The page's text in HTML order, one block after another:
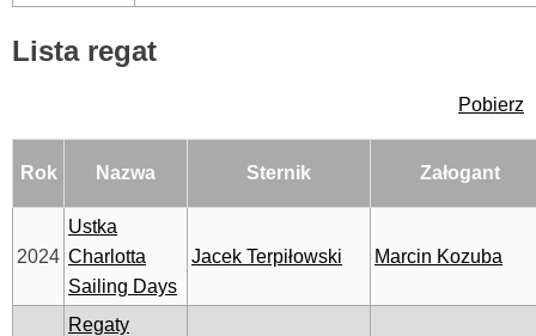
Lista regat
Pobierz
Rok Nazwa Sternik Załogant
2024
Ustka
Charlotta
Sailing Days
Jacek Terpiłowski Marcin Kozuba
Regaty